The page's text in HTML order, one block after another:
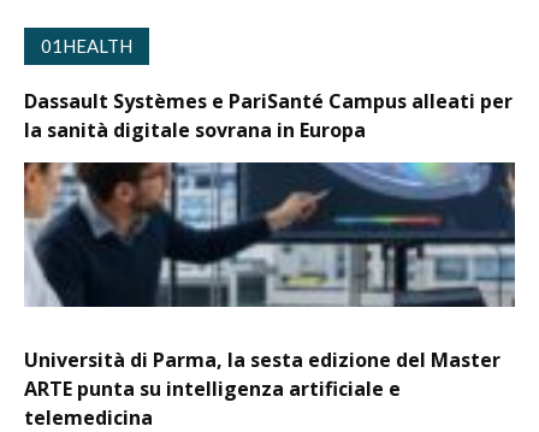
01HEALTH
Dassault Systèmes e PariSanté Campus alleati per
la sanità digitale sovrana in Europa
Università di Parma, la sesta edizione del Master
ARTE punta su intelligenza artificiale e
telemedicina